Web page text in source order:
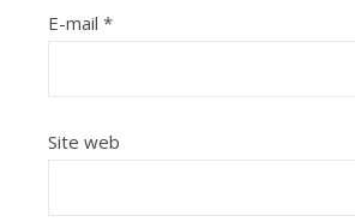
E-mail *
Site web